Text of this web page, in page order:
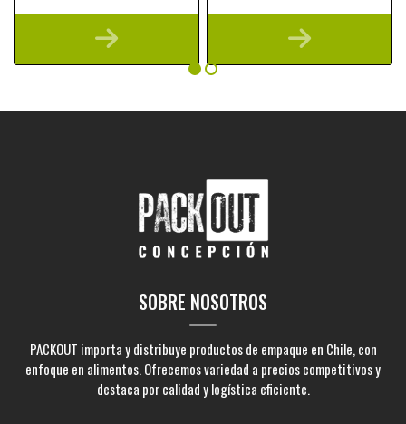
SOBRE NOSOTROS
PACKOUT importa y distribuye productos de empaque en Chile, con
enfoque en alimentos. Ofrecemos variedad a precios competitivos y
destaca por calidad y logística eficiente.